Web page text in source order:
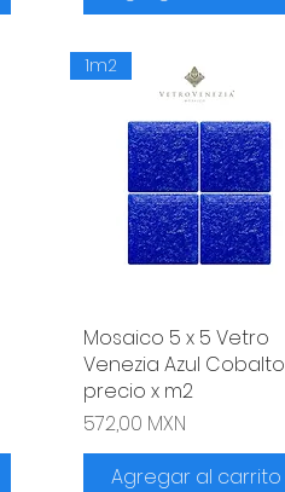
Vista rápida
1m2
Mosaico 5 x 5 Vetro
Venezia Azul Cobalto
precio x m2
Precio
572,00 MXN
Agregar al carrito